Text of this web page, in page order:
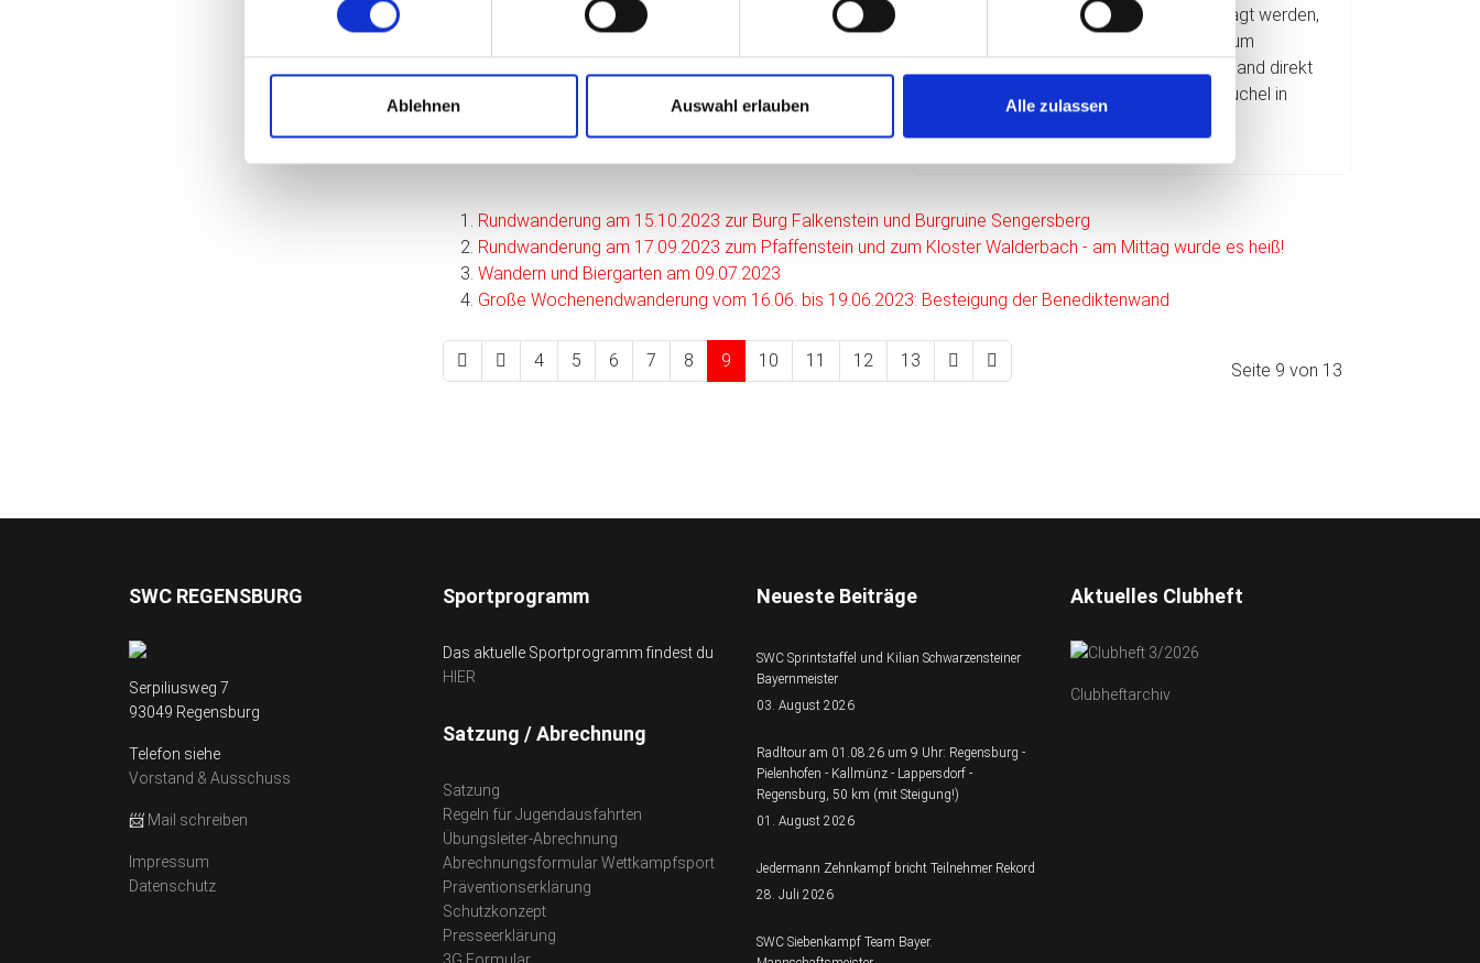
Ablehnen Auswahl erlauben Alle zulassen
Vom Parkplatz am Beginn des Geopfads in
Tegernheim ging es durch die Tegernheimer
Schlucht hinauf zum Keilsteiner Hang.
Höllenwanderung musste leider abgesagt werden,
da es um 10 Uhr in Strömen regnete. Zum
Ausgleich verabredeten wir uns kurzerhand direkt
zur Einkehr in Hirschbergers Holzofenkuchel in
Rundwanderung am 15.10.2023 zur Burg Falkenstein und Burgruine Sengersberg
Rundwanderung am 17.09.2023 zum Pfaffenstein und zum Kloster Walderbach - am Mittag wurde es heiß!
Wandern und Biergarten am 09.07.2023
Große Wochenendwanderung vom 16.06. bis 19.06.2023: Besteigung der Benediktenwand
Seite 9 von 13
4 5 6 7 8 9 10 11 12 13
SWC REGENSBURG
Serpiliusweg 7
93049 Regensburg
Telefon siehe
Vorstand & Ausschuss
📨 Mail schreiben
Impressum
Datenschutz
Sportprogramm
Das aktuelle Sportprogramm findest du
HIER
Satzung / Abrechnung
Satzung
Regeln für Jugendausfahrten
Übungsleiter-Abrechnung
Abrechnungsformular Wettkampfsport
Präventionserklärung
Schutzkonzept
Presseerklärung
Neueste Beiträge
SWC Sprintstaffel und Kilian Schwarzensteiner
Bayernmeister
03. August 2026
Radltour am 01.08.26 um 9 Uhr: Regensburg -
Pielenhofen - Kallmünz - Lappersdorf -
Regensburg, 50 km (mit Steigung!)
01. August 2026
Jedermann Zehnkampf bricht Teilnehmer Rekord
28. Juli 2026
SWC Siebenkampf Team Bayer.
Aktuelles Clubheft
Clubheftarchiv